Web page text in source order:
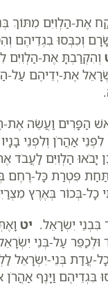
אֶת-הַלְוִיִּם מִתּוֹךְ
וְכִבְּסוּ בִגְדֵיהֶם
וְהִקְרַבְתָּ אֶת-הַלְוִיִּם
אֶת-יְדֵיהֶם עַל-
הַפָּרִים וַעֲשֵׂה
אַהֲרֹן וְלִפְנֵי
יָבֹאוּ הַלְוִיִּם
פִּטְרַת כָּל-רֶחֶם
כָל-בְּכוֹר בְּאֶרֶץ
יִשְׂרָאֵל. יט
עַל-בְּנֵי
עֲדַת בְּנֵי-יִשְׂרָאֵל
בִּגְדֵיהֶם וַיָּנֶף